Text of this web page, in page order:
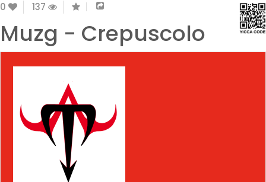
0 137
Muzg - Crepuscolo